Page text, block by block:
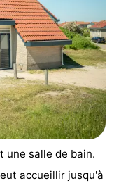
une salle de bain.
accueillir jusqu'à